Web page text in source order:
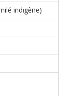
indigène)